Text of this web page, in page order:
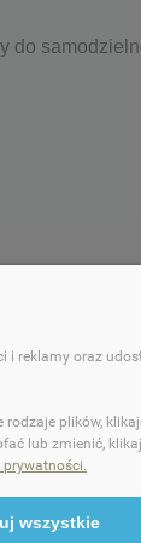
do
sklepu
oraz
plików,
lub zmienić,
prywatności.
wszystkie